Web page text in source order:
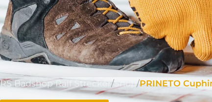
RS Badshop Ralf Strecker Shop PRINETO